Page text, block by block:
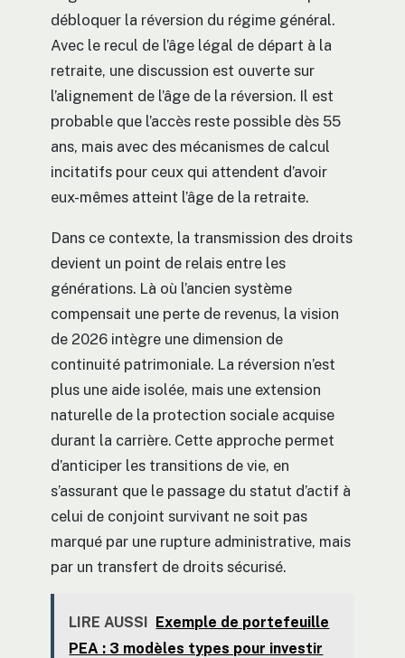
débloquer la réversion du régime général.
Avec le recul de l’âge légal de départ à la
retraite, une discussion est ouverte sur
l’alignement de l’âge de la réversion. Il est
probable que l’accès reste possible dès 55
ans, mais avec des mécanismes de calcul
incitatifs pour ceux qui attendent d’avoir
eux-mêmes atteint l’âge de la retraite.
Dans ce contexte, la transmission des droits
devient un point de relais entre les
générations. Là où l’ancien système
compensait une perte de revenus, la vision
de 2026 intègre une dimension de
continuité patrimoniale. La réversion n’est
plus une aide isolée, mais une extension
naturelle de la protection sociale acquise
durant la carrière. Cette approche permet
d’anticiper les transitions de vie, en
s’assurant que le passage du statut d’actif à
celui de conjoint survivant ne soit pas
marqué par une rupture administrative, mais
par un transfert de droits sécurisé.
LIRE AUSSI Exemple de portefeuille
PEA : 3 modèles types pour investir